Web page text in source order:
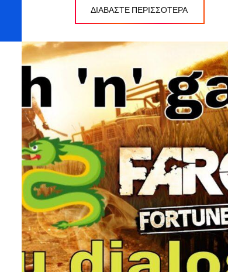
ΔΙΑΒΑΣΤΕ ΠΕΡΙΣΣΟΤΕΡΑ